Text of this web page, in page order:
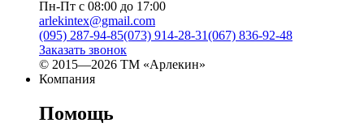
Пн-Пт с 08:00 до 17:00
arlekintex@gmail.com
(095) 287-94-85(073) 914-28-31(067) 836-92-48
Заказать звонок
© 2015—2026 ТМ «Арлекин»
Компания
Помощь